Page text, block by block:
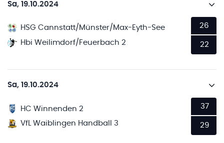
Sa, 19.10.2024
HSG Cannstatt/Münster/Max-Eyth-See
Hbi Weilimdorf/Feuerbach 2
26
22
Sa, 19.10.2024
HC Winnenden 2
VfL Waiblingen Handball 3
37
29